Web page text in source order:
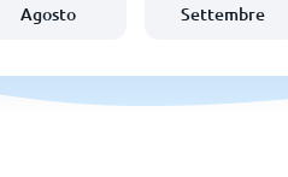
Agosto Settembre